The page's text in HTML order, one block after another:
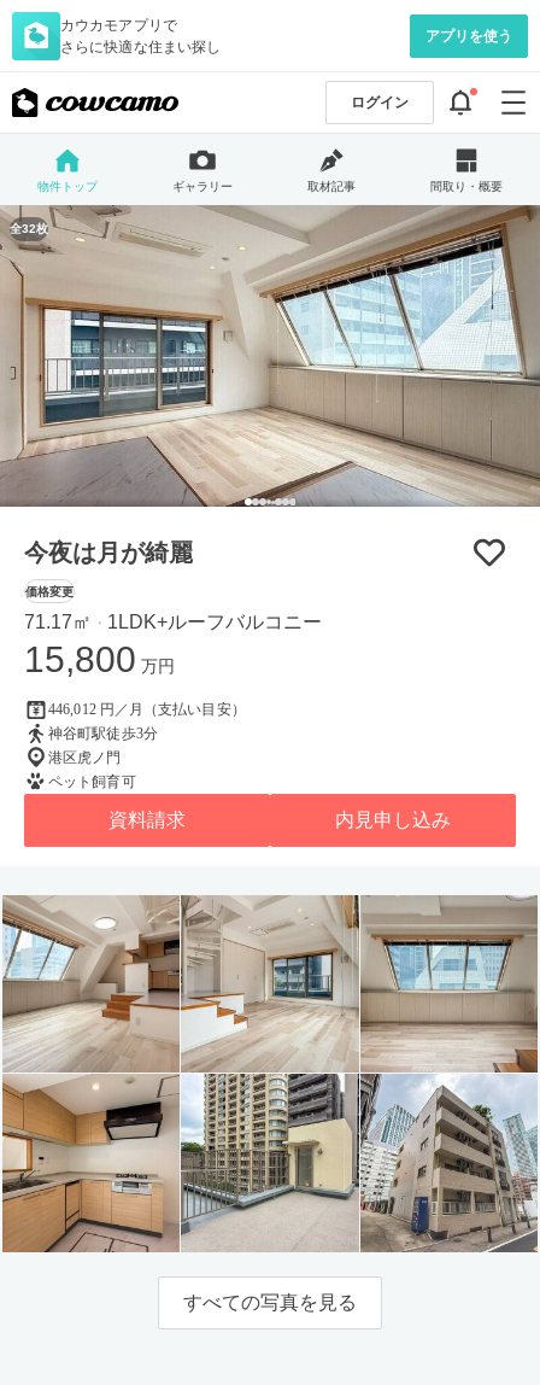
カウカモアプリで
さらに快適な住まい探し
アプリを使う
ログイン
物件トップ ギャラリー 取材記事 間取り・概要
全32枚
今夜は月が綺麗
価格変更
71.17㎡ ・ 1LDK+ルーフバルコニー
15,800 万円
446,012 円／月（支払い目安）
神谷町駅徒歩3分
港区虎ノ門
ペット飼育可
資料請求 内見申し込み
すべての写真を見る